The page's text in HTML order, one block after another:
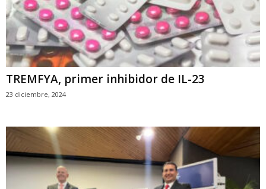
TREMFYA, primer inhibidor de IL-23
23 diciembre, 2024